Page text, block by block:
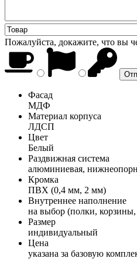
Пожалуйста, докажите, что вы
Фасад
МДФ
Материал корпуса
ЛДСП
Цвет
Белый
Раздвижная система
алюминиевая,
Кромка
ПВХ (0,4 мм, 2 мм)
Внутреннее наполнение
на выбор (полки,
Размер
индивидуальный
Цена
указана за базовую